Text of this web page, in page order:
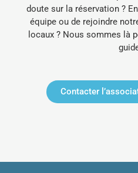
doute sur la réservation ?
équipe ou de rejoindre
locaux ? Nous sommes là
Contacter